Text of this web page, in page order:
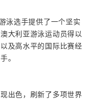
泳选手提供了一个坚实
大利亚游泳运动员得以
及高水平的国际比赛经
。
出色，刷新了多项世界